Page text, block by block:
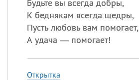
Будьте вы всегда добры,
К беднякам всегда щедры,
Пусть любовь вам помогает,
А удача — помогает!
Открытка